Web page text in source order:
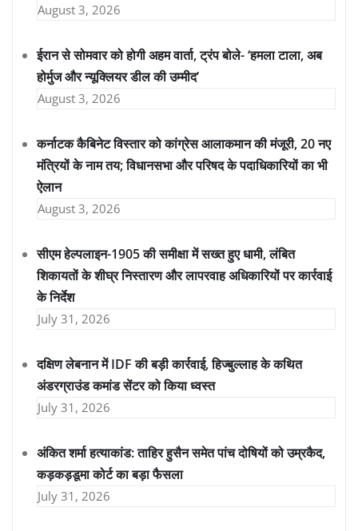
August 3, 2026
ईरान से सोमवार को होगी अहम वार्ता, ट्रंप बोले- ‘हमला टाला, अब
होर्मुज और न्यूक्लियर डील की उम्मीद’
August 3, 2026
कर्नाटक कैबिनेट विस्तार को कांग्रेस आलाकमान की मंजूरी, 20 नए
मंत्रियों के नाम तय; विधानसभा और परिषद के पदाधिकारियों का भी
ऐलान
August 3, 2026
सीएम हेल्पलाइन-1905 की समीक्षा में सख्त हुए धामी, लंबित
शिकायतों के शीघ्र निस्तारण और लापरवाह अधिकारियों पर कार्रवाई
के निर्देश
July 31, 2026
दक्षिण लेबनान में IDF की बड़ी कार्रवाई, हिज्बुल्लाह के कथित
अंडरग्राउंड कमांड सेंटर को किया ध्वस्त
July 31, 2026
अंकित शर्मा हत्याकांड: ताहिर हुसैन समेत पांच दोषियों को उम्रकैद,
कड़कड़डूमा कोर्ट का बड़ा फैसला
July 31, 2026